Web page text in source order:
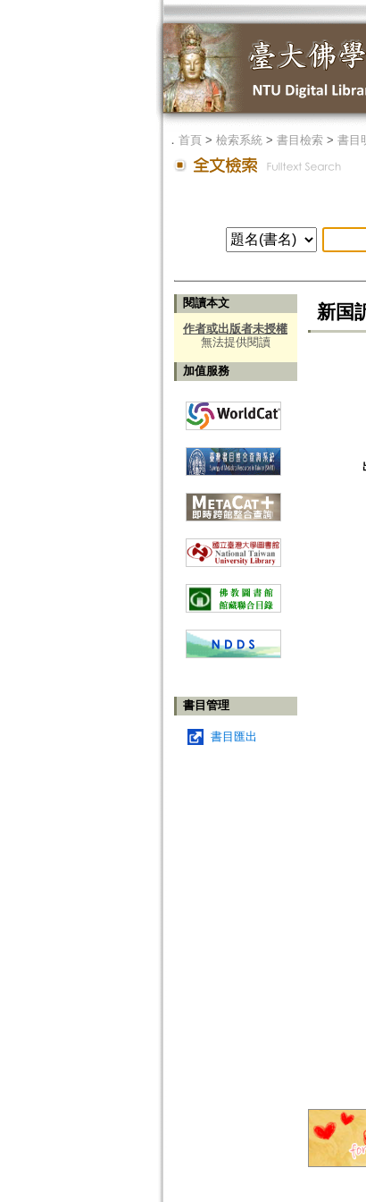
． 首頁> 檢索系統> 書目檢索> 書目
閱讀本文
作者或出版者未授權
無法提供閱讀
加值服務
書目管理
書目匯出
新国